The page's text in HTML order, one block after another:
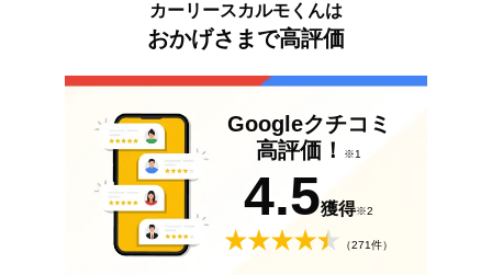
カーリースカルモくんは
おかげさまで高評価
Googleクチコミ
高評価！
※1
4.5獲得※2
（271件）